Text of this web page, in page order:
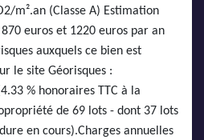
m².an (Classe A) Estimation
euros et 1220 euros par an
auxquels ce bien est
le site Géorisques :
% honoraires TTC à la
de 69 lots - dont 37 lots
en cours).Charges annuelles